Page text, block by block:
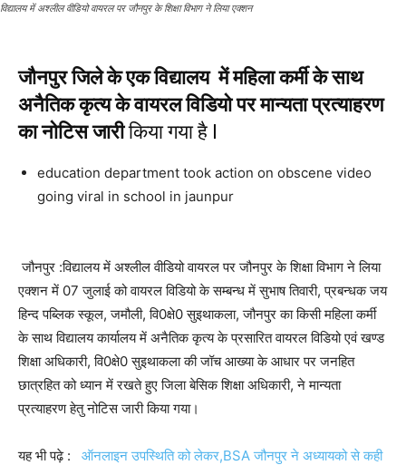
विद्यालय में अश्लील वीडियो वायरल पर जौनपुर के शिक्षा विभाग ने लिया एक्शन
जौनपुर जिले के एक विद्यालय में महिला कर्मी के साथ
अनैतिक कृत्य के वायरल विडियो पर मान्यता प्रत्याहरण
का नोटिस जारीकिया गया है l
education department took action on obscene video
going viral in school in jaunpur
जौनपुर :विद्यालय में अश्लील वीडियो वायरल पर जौनपुर के शिक्षा विभाग ने लिया
एक्शन में 07 जुलाई को वायरल विडियो के सम्बन्ध में सुभाष तिवारी, प्रबन्धक जय
हिन्द पब्लिक स्कूल, जमौली, वि0क्षे0 सुइथाकला, जौनपुर का किसी महिला कर्मी
के साथ विद्यालय कार्यालय में अनैतिक कृत्य के प्रसारित वायरल विडियो एवं खण्ड
शिक्षा अधिकारी, वि0क्षे0 सुइथाकला की जॉच आख्या के आधार पर जनहित
छात्रहित को ध्यान में रखते हुए जिला बेसिक शिक्षा अधिकारी, ने मान्यता
प्रत्याहरण हेतु नोटिस जारी किया गया।
यह भी पढ़े : ऑनलाइन उपस्थिति को लेकर,BSA जौनपुर ने अध्यायको से कही